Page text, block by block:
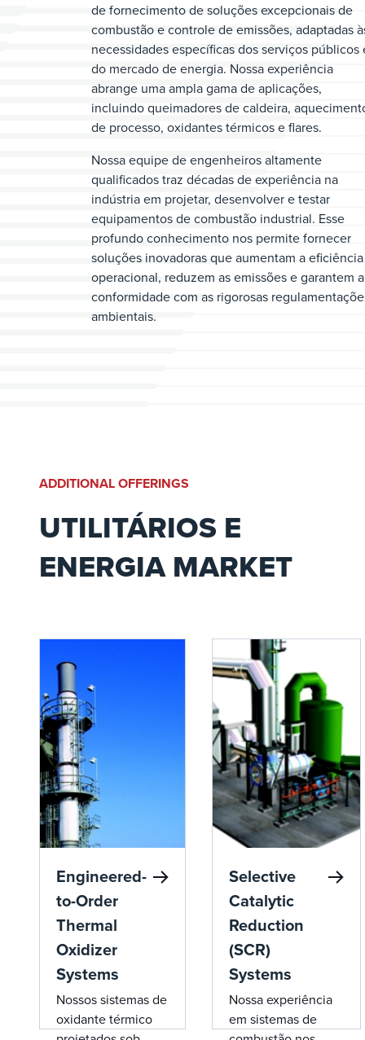
de fornecimento de soluções excepcionais de
combustão e controle de emissões, adaptadas
necessidades específicas dos serviços públicos
do mercado de energia. Nossa experiência
abrange uma ampla gama de aplicações,
incluindo queimadores de caldeira,
de processo, oxidantes térmicos e flares.
Nossa equipe de engenheiros altamente
qualificados traz décadas de experiência na
indústria em projetar, desenvolver e testar
equipamentos de combustão industrial. Esse
profundo conhecimento nos permite fornecer
soluções inovadoras que aumentam a eficiência
operacional, reduzem as emissões e garantem a
conformidade com as rigorosas
ambientais.
ADDITIONAL OFFERINGS
UTILITÁRIOS E
ENERGIA MARKET
Engineered-
to-Order
Thermal
Oxidizer
Systems
Nossos sistemas de
oxidante térmico
Selective
Catalytic
Reduction
(SCR)
Systems
Nossa experiência
em sistemas de